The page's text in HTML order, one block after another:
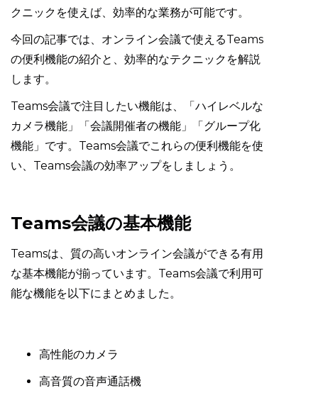
クニックを使えば、効率的な業務が可能です。
今回の記事では、オンライン会議で使えるTeams
の便利機能の紹介と、効率的なテクニックを解説
します。
Teams会議で注目したい機能は、「ハイレベルな
カメラ機能」「会議開催者の機能」「グループ化
機能」です。Teams会議でこれらの便利機能を使
い、Teams会議の効率アップをしましょう。
Teams会議の基本機能
Teamsは、質の高いオンライン会議ができる有用
な基本機能が揃っています。Teams会議で利用可
能な機能を以下にまとめました。
高性能のカメラ
高音質の音声通話機